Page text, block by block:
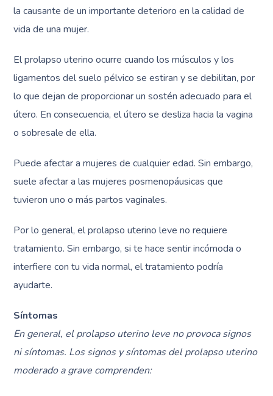
la causante de un importante deterioro en la calidad de
vida de una mujer.
El prolapso uterino ocurre cuando los músculos y los
ligamentos del suelo pélvico se estiran y se debilitan, por
lo que dejan de proporcionar un sostén adecuado para el
útero. En consecuencia, el útero se desliza hacia la vagina
o sobresale de ella.
Puede afectar a mujeres de cualquier edad. Sin embargo,
suele afectar a las mujeres posmenopáusicas que
tuvieron uno o más partos vaginales.
Por lo general, el prolapso uterino leve no requiere
tratamiento. Sin embargo, si te hace sentir incómoda o
interfiere con tu vida normal, el tratamiento podría
ayudarte.
Síntomas
En general, el prolapso uterino leve no provoca signos
ni síntomas. Los signos y síntomas del prolapso uterino
moderado a grave comprenden: